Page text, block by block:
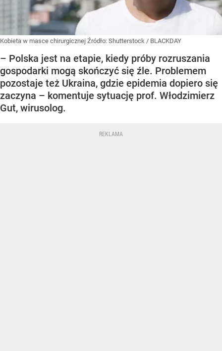
Kobieta w masce chirurgicznej Źródło: Shutterstock / BLACKDAY
– Polska jest na etapie, kiedy próby rozruszania
gospodarki mogą skończyć się źle. Problemem
pozostaje też Ukraina, gdzie epidemia dopiero się
zaczyna – komentuje sytuację prof. Włodzimierz
Gut, wirusolog.